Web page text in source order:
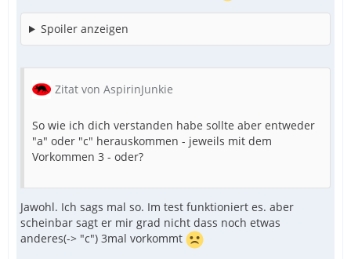
Spoiler anzeigen
Zitat von AspirinJunkie
So wie ich dich verstanden habe sollte aber entweder
"a" oder "c" herauskommen - jeweils mit dem
Vorkommen 3 - oder?
Jawohl. Ich sags mal so. Im test funktioniert es. aber
scheinbar sagt er mir grad nicht dass noch etwas
anderes(-> "c") 3mal vorkommt